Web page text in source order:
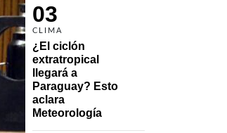
03
CLIMA
¿El ciclón
extratropical
llegará a
Paraguay? Esto
aclara
Meteorología